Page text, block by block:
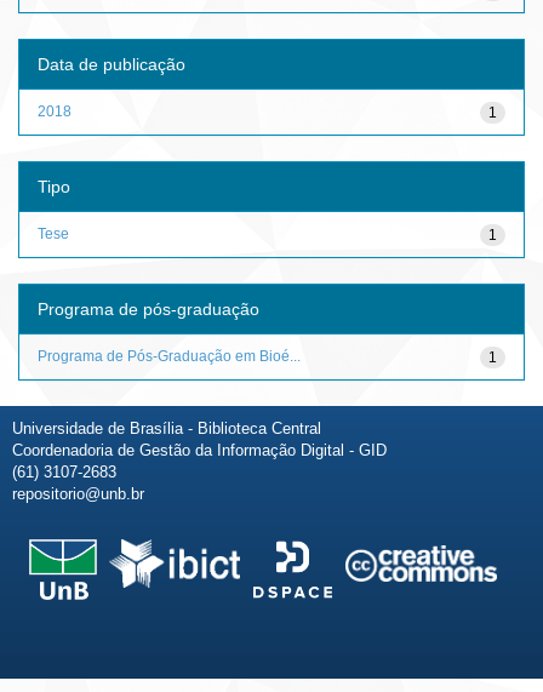
Data de publicação
1
2018
Tipo
1
Tese
Programa de pós-graduação
1
Programa de Pós-Graduação em Bioé...
Universidade de Brasília - Biblioteca Central
Coordenadoria de Gestão da Informação Digital - GID
(61) 3107-2683
repositorio@unb.br